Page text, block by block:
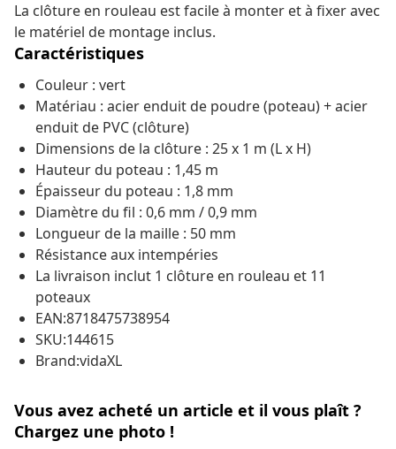
La clôture en rouleau est facile à monter et à fixer avec
le matériel de montage inclus.
Caractéristiques
Couleur : vert
Matériau : acier enduit de poudre (poteau) + acier
enduit de PVC (clôture)
Dimensions de la clôture : 25 x 1 m (L x H)
Hauteur du poteau : 1,45 m
Épaisseur du poteau : 1,8 mm
Diamètre du fil : 0,6 mm / 0,9 mm
Longueur de la maille : 50 mm
Résistance aux intempéries
La livraison inclut 1 clôture en rouleau et 11
poteaux
EAN:8718475738954
SKU:144615
Brand:vidaXL
Vous avez acheté un article et il vous plaît ?
Chargez une photo !